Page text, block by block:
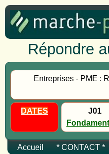
Répondre
Entreprises - PME :
DATES
J01
Accueil * CONTACT *